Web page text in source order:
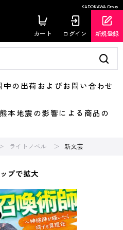
KADOKAWA Group
カート ログイン 新規登録
の出荷およびお問い合わせ
地震の影響による商品の
ライトノベル 新文芸
プで拡大